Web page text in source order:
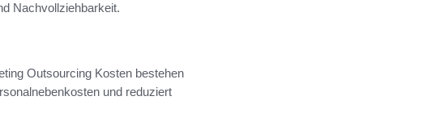
Nachvollziehbarkeit.
Outsourcing Kosten bestehen
und reduziert